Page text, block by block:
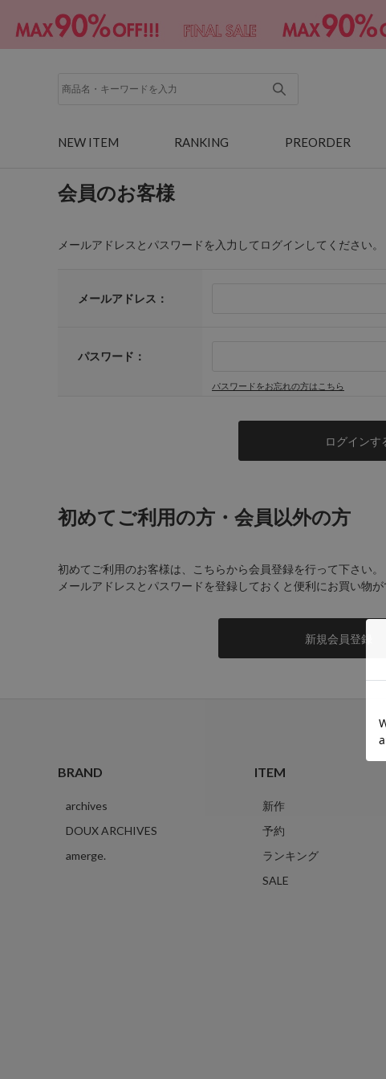
NEW ITEM RANKING PREORDER
会員のお客様
メールアドレスとパスワードを入力してログインしてください。
メールアドレス：
パスワード：
パスワードをお忘れの方はこちら
初めてご利用の方・会員以外の方
初めてご利用のお客様は、こちらから会員登録を行って下さい。
メールアドレスとパスワードを登録しておくと便利にお買い物が
BRAND
archives
DOUX ARCHIVES
amerge.
ITEM
新作
予約
ランキング
SALE